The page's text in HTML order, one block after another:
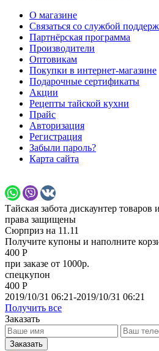
О магазине
Связаться со службой
Партнёрская программа
Производители
Оптовикам
Покупки в интернет-магазине
Подарочные сертификаты
Акции
Рецепты тайской кухни
Прайс
Авторизация
Регистрация
Забыли пароль?
Карта сайта
Тайская забота дискаунтер
права защищены
Сюрприз на 11.11
Получите купоны и наполните
400 Р
при заказе от 1000р.
спецкупон
400 Р
2019/10/31 06:21-2019/10/31 06:21
Получить все
Заказать